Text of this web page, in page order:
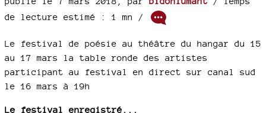
de lecture estimé : 1 mn /
Le festival de poésie au théâtre du hangar du 15
au 17 mars la table ronde des artistes
participant au festival en direct sur canal sud
le 16 mars à 19h
Le festival enregistré...